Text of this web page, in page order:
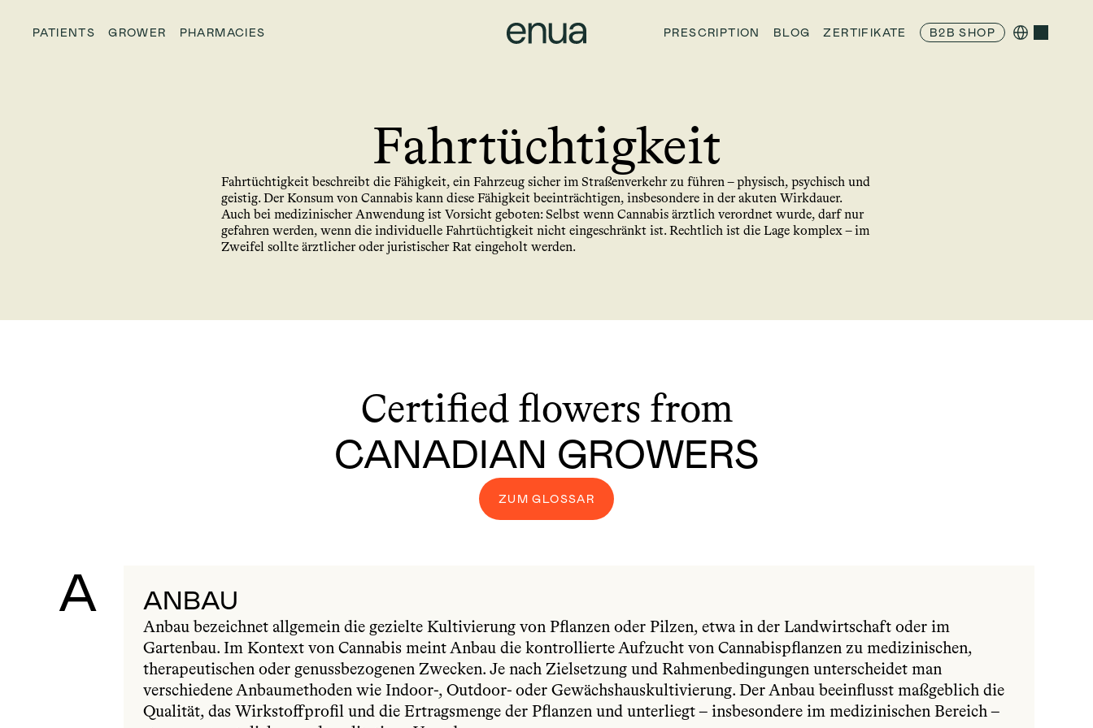
Fahrtüchtigkeit
Fahrtüchtigkeit beschreibt die Fähigkeit, ein Fahrzeug sicher im Straßenverkehr zu führen – physisch, psychisch und
geistig. Der Konsum von Cannabis kann diese Fähigkeit beeinträchtigen, insbesondere in der akuten Wirkdauer.
Auch bei medizinischer Anwendung ist Vorsicht geboten: Selbst wenn Cannabis ärztlich verordnet wurde, darf nur
gefahren werden, wenn die individuelle Fahrtüchtigkeit nicht eingeschränkt ist. Rechtlich ist die Lage komplex – im
Zweifel sollte ärztlicher oder juristischer Rat eingeholt werden.
Certified flowers from
CANADIAN GROWERS
ZUM GLOSSAR
A ANBAU
Anbau bezeichnet allgemein die gezielte Kultivierung von Pflanzen oder Pilzen, etwa in der Landwirtschaft oder im
Gartenbau. Im Kontext von Cannabis meint Anbau die kontrollierte Aufzucht von Cannabispflanzen zu medizinischen,
therapeutischen oder genussbezogenen Zwecken. Je nach Zielsetzung und Rahmenbedingungen unterscheidet man
verschiedene Anbaumethoden wie Indoor-, Outdoor- oder Gewächshauskultivierung. Der Anbau beeinflusst maßgeblich die
Qualität, das Wirkstoffprofil und die Ertragsmenge der Pflanzen und unterliegt – insbesondere im medizinischen Bereich –
PATIENTS GROWER PHARMACIES PRESCRIPTION BLOG ZERTIFIKATE B2B SHOP Select Language